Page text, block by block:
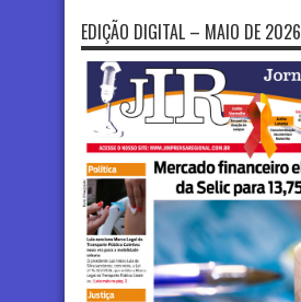
EDIÇÃO DIGITAL – MAIO DE 2026